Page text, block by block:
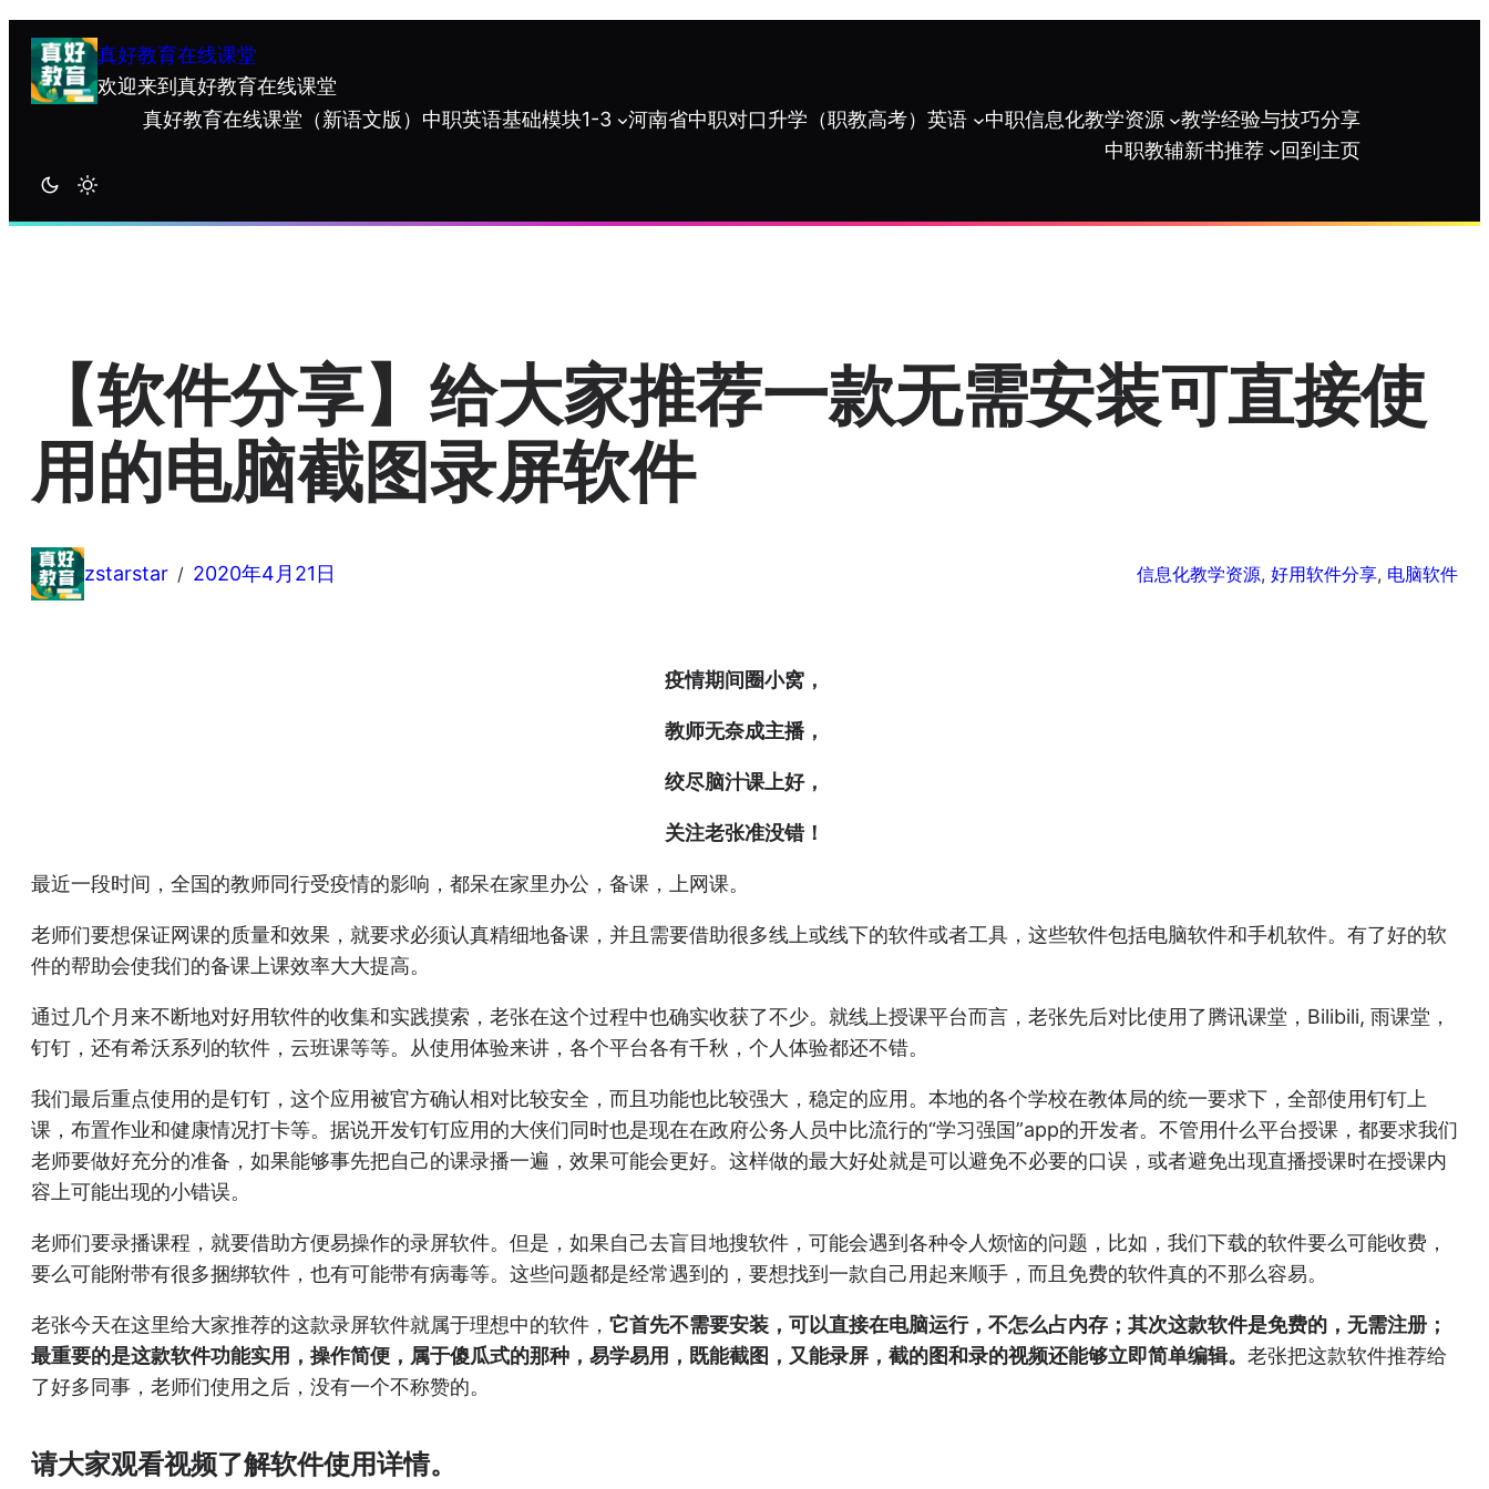
跳
真好教育在线课堂
欢迎来到真好教育在线课堂
真好教育在线课堂 （新语文版）中职英语基础模块1-3 河南省中职对口升学（职教高考）英语 中职信息化教学资源
教学经验与技巧分享
中职教辅新书推荐
回到主页
【软件分享】给大家推荐一款无需安装可直接使
用的电脑截图录屏软件
zstarstar / 2020年4月21日 信息化教学资源, 好用软件分享, 电脑软件
疫情期间圈小窝，
教师无奈成主播，
绞尽脑汁课上好，
关注老张准没错！
最近一段时间，全国的教师同行受疫情的影响，都呆在家里办公，备课，上网课。
老师们要想保证网课的质量和效果，就要求必须认真精细地备课，并且需要借助很多线上或线下的软件或者工具，这些软件包括电脑软件和手机软件。有了好的软
件的帮助会使我们的备课上课效率大大提高。
通过几个月来不断地对好用软件的收集和实践摸索，老张在这个过程中也确实收获了不少。就线上授课平台而言，老张先后对比使用了腾讯课堂，Bilibili, 雨课堂，
钉钉，还有希沃系列的软件，云班课等等。从使用体验来讲，各个平台各有千秋，个人体验都还不错。
我们最后重点使用的是钉钉，这个应用被官方确认相对比较安全，而且功能也比较强大，稳定的应用。本地的各个学校在教体局的统一要求下，全部使用钉钉上
课，布置作业和健康情况打卡等。据说开发钉钉应用的大侠们同时也是现在在政府公务人员中比流行的“学习强国”app的开发者。不管用什么平台授课，都要求我们
老师要做好充分的准备，如果能够事先把自己的课录播一遍，效果可能会更好。这样做的最大好处就是可以避免不必要的口误，或者避免出现直播授课时在授课内
容上可能出现的小错误。
老师们要录播课程，就要借助方便易操作的录屏软件。但是，如果自己去盲目地搜软件，可能会遇到各种令人烦恼的问题，比如，我们下载的软件要么可能收费，
要么可能附带有很多捆绑软件，也有可能带有病毒等。这些问题都是经常遇到的，要想找到一款自己用起来顺手，而且免费的软件真的不那么容易。
老张今天在这里给大家推荐的这款录屏软件就属于理想中的软件， 它首先不需要安装，可以直接在电脑运行，不怎么占内存；其次这款软件是免费的，无需注册；
最重要的是这款软件功能实用，操作简便，属于傻瓜式的那种，易学易用，既能截图，又能录屏，截的图和录的视频还能够立即简单编辑。 老张把这款软件推荐给
了好多同事，老师们使用之后，没有一个不称赞的。
请大家观看视频了解软件使用详情。